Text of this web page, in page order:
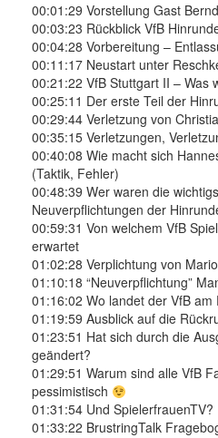
00:01:29 Vorstellung Gast
00:03:23 Rückblick VfB
00:04:28 Vorbereitung –
00:11:17 Neustart unter
00:21:22 VfB Stuttgart II – Was
00:25:11 Der erste Teil der
00:29:44 Verletzung von
00:35:15 Verletzungen,
00:40:08 Wie macht sich
(Taktik, Fehler)
00:48:39 Wer waren die
Neuverpflichtungen der
00:59:31 Von welchem VfB
erwartet
01:02:28 Verplichtung von
01:10:18 “Neuverpflichtung”
01:16:02 Wo landet der VfB am
01:19:59 Ausblick auf die
01:23:51 Hat sich durch die
geändert?
01:29:51 Warum sind alle VfB
pessimistisch
01:31:54 Und SpielerfrauenTV?
01:33:22 BrustringTalk